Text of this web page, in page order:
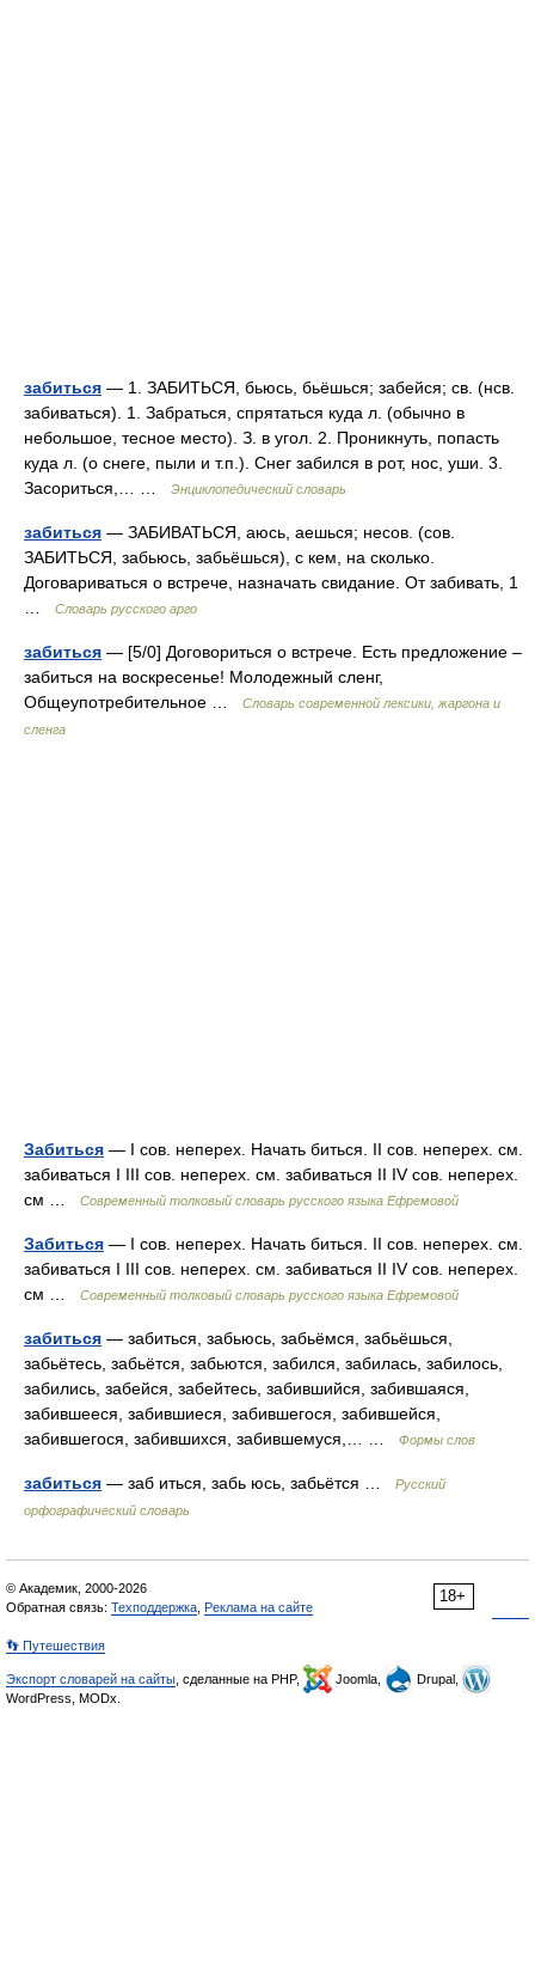
забиться — 1. ЗАБИТЬСЯ, бьюсь, бьёшься; забейся; св. (нсв.
забиваться). 1. Забраться, спрятаться куда л. (обычно в
небольшое, тесное место). З. в угол. 2. Проникнуть, попасть
куда л. (о снеге, пыли и т.п.). Снег забился в рот, нос, уши. 3.
Засориться,… …
Энциклопедический словарь
забиться — ЗАБИВАТЬСЯ, аюсь, аешься; несов. (сов.
ЗАБИТЬСЯ, забьюсь, забьёшься), с кем, на сколько.
Договариваться о встрече, назначать свидание. От забивать, 1
Словарь русского арго
забиться — [5/0] Договориться о встрече. Есть предложение –
забиться на воскресенье! Молодежный сленг,
Общеупотребительное …
Cловарь современной лексики, жаргона и
сленга
Забиться — I сов. неперех. Начать биться. II сов. неперех. см.
забиваться I III сов. неперех. см. забиваться II IV сов. неперех.
см …
Современный толковый словарь русского языка Ефремовой
Забиться — I сов. неперех. Начать биться. II сов. неперех. см.
забиваться I III сов. неперех. см. забиваться II IV сов. неперех.
см …
Современный толковый словарь русского языка Ефремовой
забиться — забиться, забьюсь, забьёмся, забьёшься,
забьётесь, забьётся, забьются, забился, забилась, забилось,
забились, забейся, забейтесь, забившийся, забившаяся,
забившееся, забившиеся, забившегося, забившейся,
забившегося, забившихся, забившемуся,… …
Формы слов
забиться — заб иться, забь юсь, забьётся …
Русский
орфографический словарь
18+
© Академик, 2000-2026
Обратная связь: Техподдержка Реклама на сайте
👣 Путешествия
Экспорт словарей на сайты , сделанные на PHP, Joomla,
Drupal,
WordPress, MODx.